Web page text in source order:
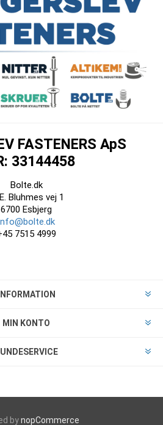
FASTENERS ApS
33144458
Bolte.dk
Bluhmes vej 1
6700 Esbjerg
7515 4999
MIN KONTO
bynopCommerce